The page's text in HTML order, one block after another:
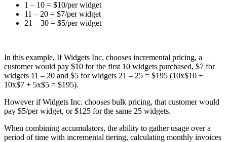
1 – 10 = $10/per widget
11 – 20 = $7/per widget
21 – 30 = $5/per widget
In this example, If Widgets Inc, chooses incremental pricing, a
customer would pay $10 for the first 10 widgets purchased, $7 for
widgets 11 – 20 and $5 for widgets 21 – 25 = $195 (10x$10 +
10x$7 + 5x$5 = $195).
However if Widgets Inc. chooses bulk pricing, that customer would
pay $5/per widget, or $125 for the same 25 widgets.
When combining accumulators, the ability to gather usage over a
period of time with incremental tiering, calculating monthly invoices